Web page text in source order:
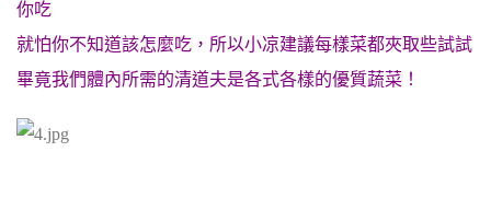
你吃
就怕你不知道該怎麼吃，所以小凉建議每樣菜都夾取些試試
畢竟我們體內所需的清道夫是各式各樣的優質蔬菜！